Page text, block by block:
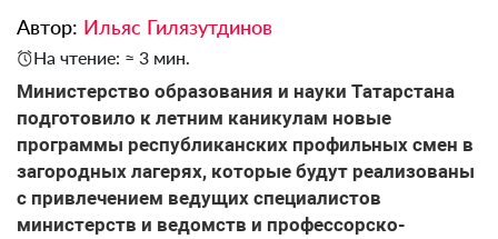
Автор: Ильяс Гилязутдинов
На чтение: ≈ 3 мин.
Министерство образования и науки Татарстана
подготовило к летним каникулам новые
программы республиканских профильных смен в
загородных лагерях, которые будут реализованы
с привлечением ведущих специалистов
министерств и ведомств и профессорско-